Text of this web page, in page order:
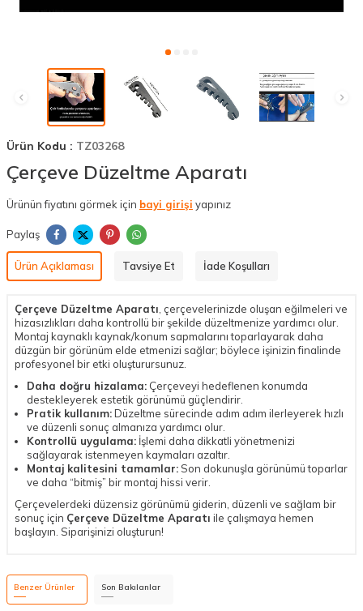
Ürün Kodu : TZ03268
Çerçeve Düzeltme Aparatı
Ürünün fiyatını görmek için bayi girişi yapınız
Paylaş
Ürün Açıklaması Tavsiye Et İade Koşulları
Çerçeve Düzeltme Aparatı , çerçevelerinizde oluşan eğilmeleri ve
hizasızlıkları daha kontrollü bir şekilde düzeltmenize yardımcı olur.
Montaj kaynaklı kaynak/konum sapmalarını toparlayarak daha
düzgün bir görünüm elde etmenizi sağlar; böylece işinizin finalinde
profesyonel bir etki oluşturursunuz.
Daha doğru hizalama: Çerçeveyi hedeflenen konumda
destekleyerek estetik görünümü güçlendirir.
Pratik kullanım:Düzeltme sürecinde adım adım ilerleyerek hızlı
ve düzenli sonuç almanıza yardımcı olur.
Kontrollü uygulama: İşlemi daha dikkatli yönetmenizi
sağlayarak istenmeyen kaymaları azaltır.
Montaj kalitesini tamamlar: Son dokunuşla görünümü toparlar
ve daha “bitmiş” bir montaj hissi verir.
Çerçevelerdeki düzensiz görünümü giderin, düzenli ve sağlam bir
sonuç için Çerçeve Düzeltme Aparatı ile çalışmaya hemen
başlayın. Siparişinizi oluşturun!
Benzer Ürünler Son Bakılanlar